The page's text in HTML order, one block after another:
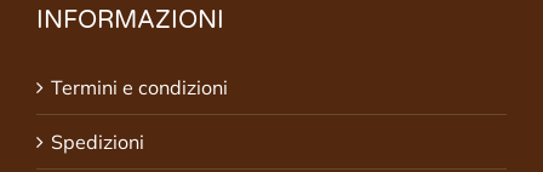
INFORMAZIONI
Termini e condizioni
Spedizioni